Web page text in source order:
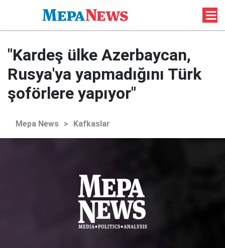
"Kardeş ülke Azerbaycan,
Rusya'ya yapmadığını Türk
şoförlere yapıyor"
Mepa News > Kafkaslar